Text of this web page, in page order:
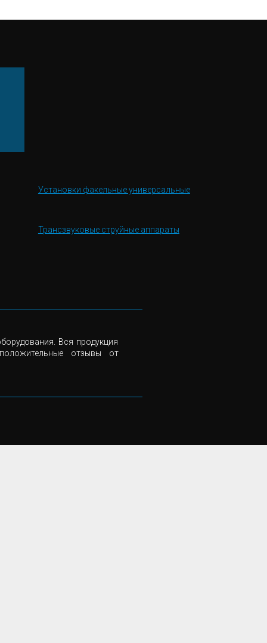
Установки факельные универсальные
Трансзвуковые струйные аппараты
Вся продукция
отзывы от